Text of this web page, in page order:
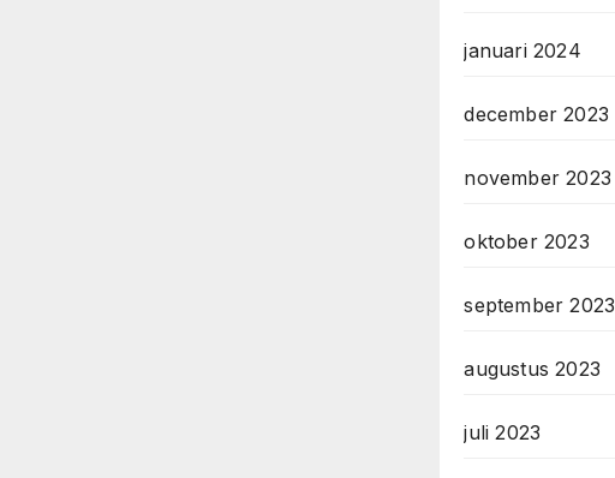
januari 2024
december 2023
november 2023
oktober 2023
september 2023
augustus 2023
juli 2023